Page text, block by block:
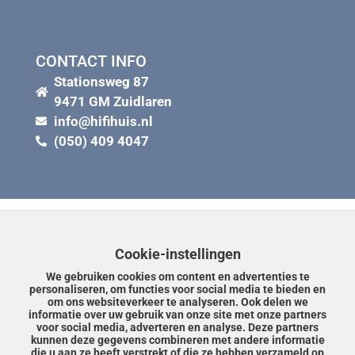
CONTACT INFO
Stationsweg 87
9471 GM Zuidlaren
info@hifihuis.nl
(050) 409 4047
Cookie-instellingen
We gebruiken cookies om content en advertenties te
personaliseren, om functies voor social media te bieden en
om ons websiteverkeer te analyseren. Ook delen we
informatie over uw gebruik van onze site met onze partners
voor social media, adverteren en analyse. Deze partners
kunnen deze gegevens combineren met andere informatie